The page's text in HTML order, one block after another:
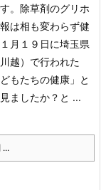
。除草剤のグリホ
は相も変わらず健
月１９日に埼玉県
越）で行われた
もたちの健康」と
ましたか？と ...